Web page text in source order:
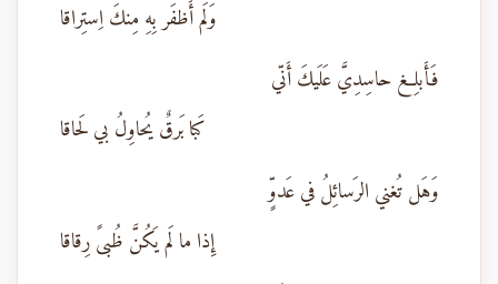
وَلَم أَظفَر بِهِ مِنكَ اِستِراقا
فَأَبلِغ حاسِدِيَّ عَلَيكَ أَنّي
كَبا بَرقٌ يُحاوِلُ بي لَحاقا
وَهَل تُغني الرَسائِلُ في عَدوٍّ
إِذا ما لَم يَكُنَّ ظُبىً رِقاقا